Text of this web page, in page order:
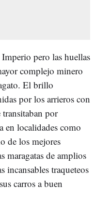
pero las huellas
complejo minero
El brillo
por los arrieros con
por
en localidades como
de los mejores
maragatas de amplios
incansables traqueteos
carros a buen